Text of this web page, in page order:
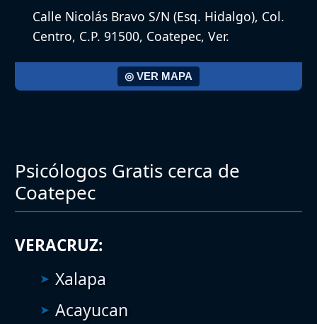
Calle Nicolás Bravo S/N (Esq. Hidalgo), Col.
Centro, C.P. 91500, Coatepec, Ver.
◎ VER MAPA
Psicólogos Gratis cerca de
Coatepec
VERACRUZ:
Xalapa
Acayucan